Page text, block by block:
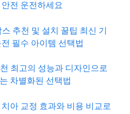
전 운전하세요
추천 및 설치 꿀팁 최신 기
필수 아이템 선택법
최고의 성능과 디자인으로
차별화된 선택법
아 교정 효과와 비용 비교로